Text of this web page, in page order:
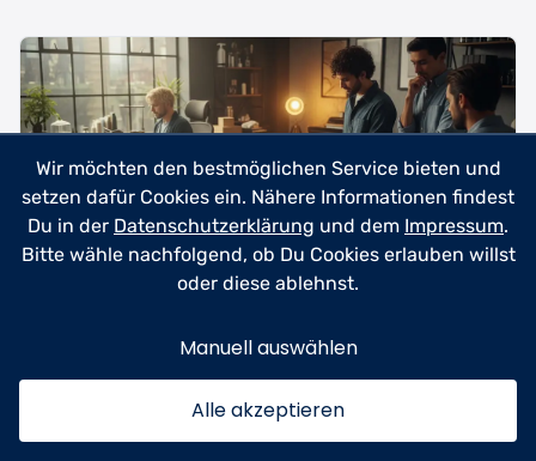
Beauty & Kosmetik
Professionelle Lasertechnik für
Wir möchten den bestmöglichen Service bieten und
setzen dafür Cookies ein. Nähere Informationen findest
Du in der Datenschutzerklärung und dem Impressum.
Bitte wähle nachfolgend, ob Du Cookies erlauben willst
oder diese ablehnst.
Manuell auswählen
Alle akzeptieren